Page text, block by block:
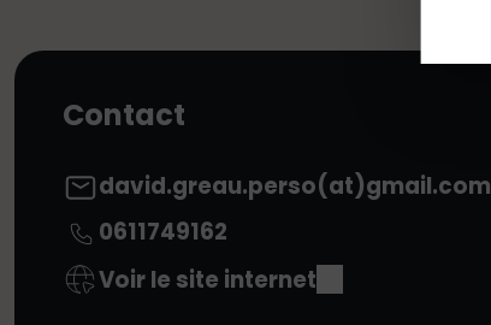
Contact
david.greau.perso(at)gmail.com
0611749162
Voir le site internet